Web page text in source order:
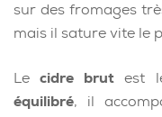
sur des fromages
mais il sature vite le
Lecidre brut est
équilibré, il